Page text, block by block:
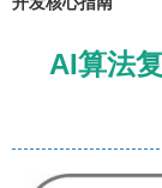
AI算法